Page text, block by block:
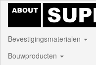
Bevestigingsmaterialen
Bouwproducten